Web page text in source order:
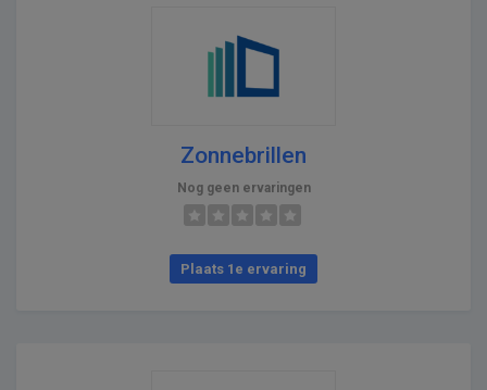
Zonnebrillen
Nog geen ervaringen
Plaats 1e ervaring